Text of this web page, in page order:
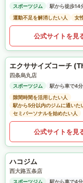
スポーツジム
駅から徒歩14
運動不足を解消したい人
女
公式サイトを見
エクササイズコーチ
四条烏丸店
スポーツジム
駅から車で4分
隙間時間を活用したい人
駅から5分以内のジムに通いた
セミパーソナルを始めたい人
公式サイトを見
ハコジム
西大路五条店
スポーツジム
駅から車で4分